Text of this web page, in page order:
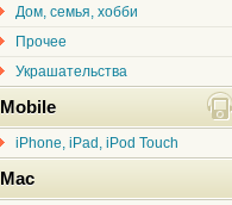
Дом, семья, хобби
Прочее
Украшательства
Mobile
iPhone, iPad, iPod Touch
Mac